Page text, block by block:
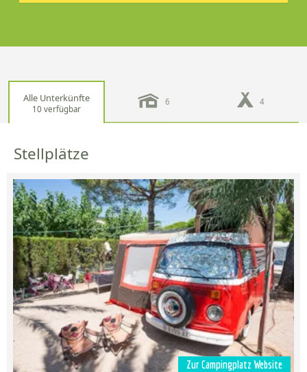
Alle Unterkünfte
10 verfügbar
6 4
Stellplätze
Zur Campingplatz Website